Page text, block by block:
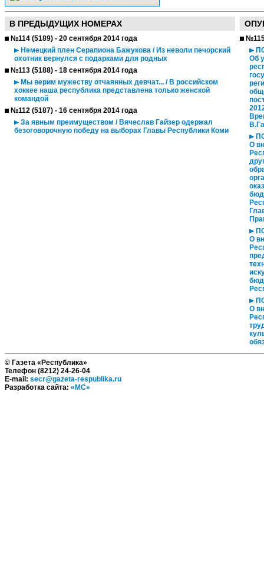
В ПРЕДЫДУЩИХ НОМЕРАХ
№114 (5189) - 20 сентября 2014 года
Немецкий плен Серапиона Бажукова / Из неволи печорский
охотник вернулся с подарками для родных
№113 (5188) - 18 сентября 2014 года
Мы верим мужеству отчаянных девчат... / В российском
хоккее наша республика представлена только женской
командой
№112 (5187) - 16 сентября 2014 года
За явным преимуществом / Вячеслав Гайзер одержал
безоговорочную победу на выборах Главы Республики Коми
Об
О
О
О
© Газета «Республика»
Телефон (8212) 24-26-04
E-mail: secr@gazeta-respublika.ru
Разработка сайта: «МС»